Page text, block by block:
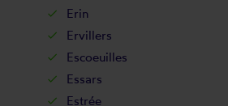
Erin
Ervillers
Escoeuilles
Essars
Estrée